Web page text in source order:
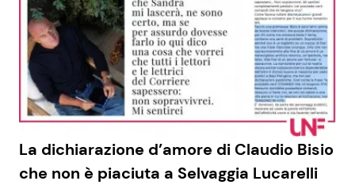
Info
Chi siamo
Disclaimer e Privacy
Redazione
Pubblicità
La dichiarazione d’amore di Claudio Bisio
che non è piaciuta a Selvaggia Lucarelli